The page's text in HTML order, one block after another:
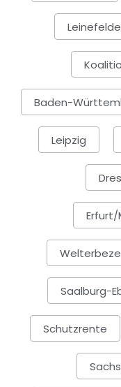
Baden-
Leipzig
Saalburg-
Schutzrente